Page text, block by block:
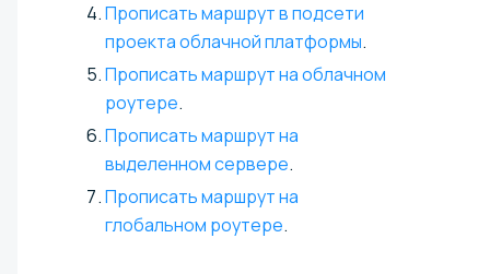
Прописать маршрут в подсети
проекта облачной платформы.
Прописать маршрут на облачном
роутере.
Прописать маршрут на
выделенном сервере.
Прописать маршрут на
глобальном роутере.